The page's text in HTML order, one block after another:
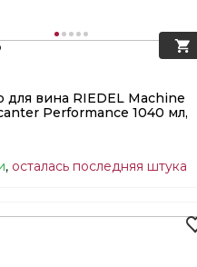
для вина RIEDEL Machine
Performance 1040 мл,
, осталась последняя штука